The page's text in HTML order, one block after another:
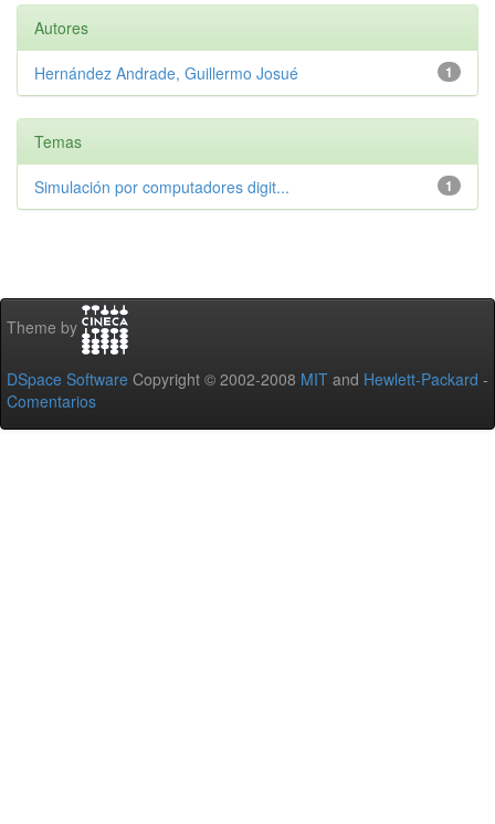
Autores
1
Hernández Andrade, Guillermo Josué
Temas
1
Simulación por computadores digit...
Theme by
DSpace Software Copyright © 2002-2008 MIT and Hewlett-Packard -
Comentarios